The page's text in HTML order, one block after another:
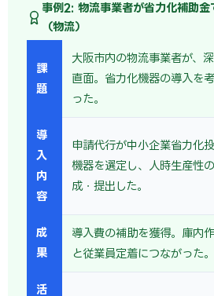
事例2: 物流事業者が省力化補助金
（物流）
課
題
大阪市内の物流事業者が、
直面。省力化機器の導入を
った。
導
入
内
容
申請代行が中小企業省力化
機器を選定し、人時生産性
成・提出した。
成
果
導入費の補助を獲得。庫内
と従業員定着につながった。
活